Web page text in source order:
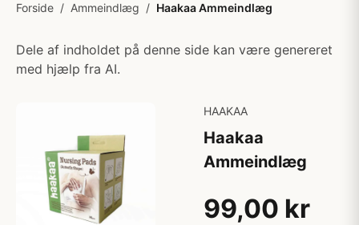
Forside / Ammeindlæg / Haakaa Ammeindlæg
Dele af indholdet på denne side kan være genereret
med hjælp fra AI.
HAAKAA
Haakaa
Ammeindlæg
99,00 kr